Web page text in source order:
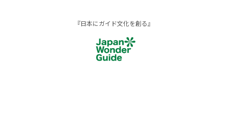
『日本にガイド文化を創る』